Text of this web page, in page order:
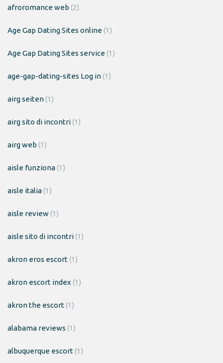
afroromance web (2)
Age Gap Dating Sites online(1)
Age Gap Dating Sites service(1)
age-gap-dating-sites Log in(1)
airg seiten(1)
airg sito di incontri(1)
airg web (1)
aisle funziona(1)
aisle italia(1)
aisle review(1)
aisle sito di incontri(1)
akron eros escort(1)
akron escort index (1)
akron the escort(1)
alabama reviews (1)
albuquerque escort(1)